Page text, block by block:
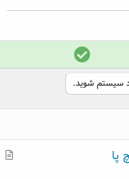
پ
ا
س
خ
ر
سیستم شوید.
م
پا